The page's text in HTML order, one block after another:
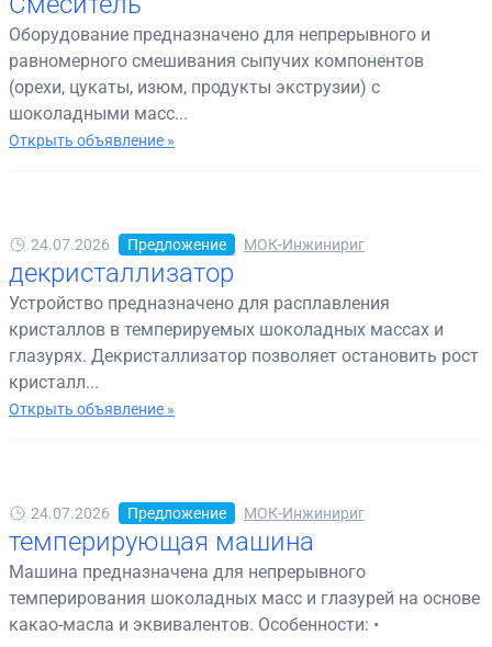
Оборудование предназначено для непрерывного и
равномерного смешивания сыпучих компонентов
(орехи, цукаты, изюм, продукты экструзии) с
шоколадными масс...
Открыть объявление »
24.07.2026 Предложение МОК-Инжинириг
декристаллизатор
Устройство предназначено для расплавления
кристаллов в темперируемых шоколадных массах и
глазурях. Декристаллизатор позволяет остановить рост
кристалл...
Открыть объявление »
24.07.2026 Предложение МОК-Инжинириг
темперирующая машина
Машина предназначена для непрерывного
темперирования шоколадных масс и глазурей на основе
какао-масла и эквивалентов. Особенности: •